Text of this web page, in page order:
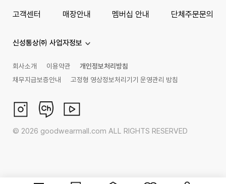
고객센터 매장안내 멤버십 안내 단체주문문의
신성통상㈜ 사업자정보
회사소개 이용약관
개인정보처리방침
채무지급보증안내
고정형 영상정보처리기기 운영관리 방침
© 2026 goodwearmall.com ALL RIGHTS RESERVED